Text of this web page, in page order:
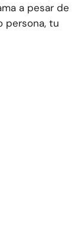
a pesar de
persona, tu